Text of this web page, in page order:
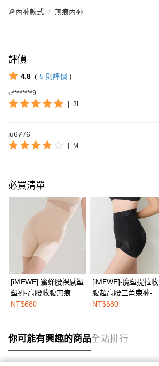
🔎內褲款式 無痕內褲
評價
4.8 ( 5 則評價 )
c********9
3L
ju6776
M
必買清單
[iMEWE] 蜜蜂腰裸感塑
塑褲-高腰收腹無痕束
褲-裸感膚
NT$680
[iMEWE]-魔塑提拉收
腹超高腰三角束褲-絲
絨黑
NT$680
你可能有興趣的商品全站排行